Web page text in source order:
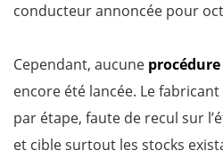
conducteur annoncée pour
Cependant, aucune
encore été lancée. Le
par étape, faute de recul sur
et cible surtout les stocks